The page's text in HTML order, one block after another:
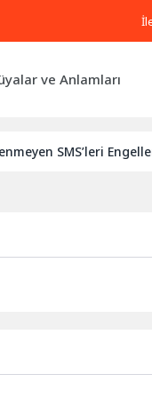
ve Anlamları
Engelleme Rehberi: